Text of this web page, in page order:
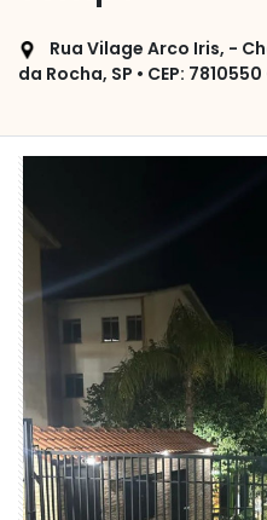
Rua Vilage Arco Iris, -
da Rocha, SP • CEP: 7810550